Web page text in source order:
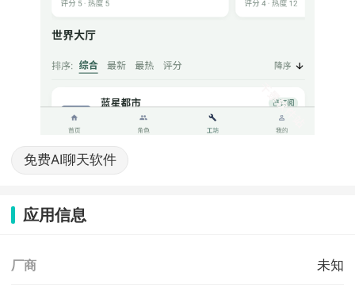
免费AI聊天软件
应用信息
厂商 未知